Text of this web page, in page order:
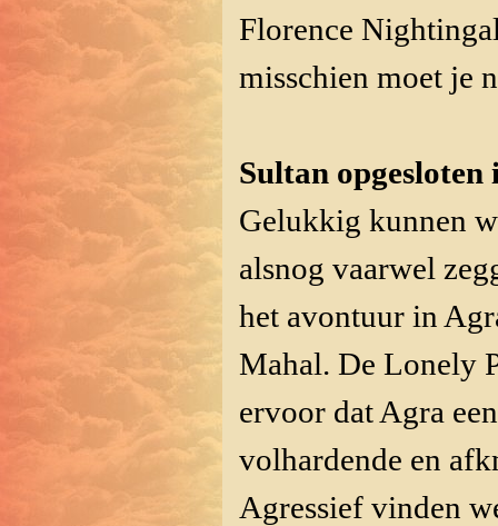
Florence
misschien moet je
Sultan
Gelukkig kunnen
alsnog vaarwel
het avontuur in
Mahal. De Lonely
ervoor dat Agra
volhardende en
Agressief vinden